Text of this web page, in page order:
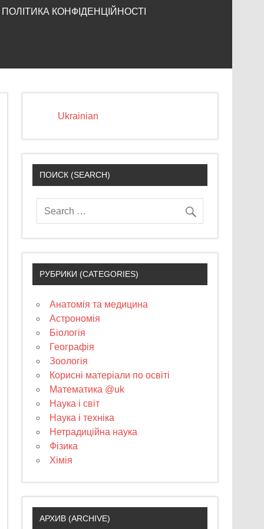
ПОЛІТИКА КОНФІДЕНЦІЙНОСТІ
Ukrainian
ПОИСК (SEARCH)
РУБРИКИ (CATEGORIES)
Анатомія та медицина
Астрономія
Біологія
Географія
Зоологія
Корисні матеріали по освіті
Математика @uk
Наука і світ
Наука і техніка
Нетрадиційна наука
Фізика
Хімія
АРХИВ (ARCHIVE)